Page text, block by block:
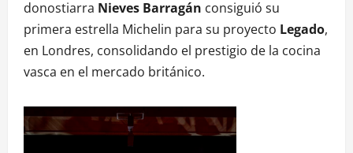
donostiarra Nieves Barragán consiguió su
primera estrella Michelin para su proyecto Legado,
en Londres, consolidando el prestigio de la cocina
vasca en el mercado británico.